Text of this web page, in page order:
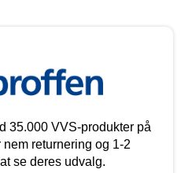
35.000 VVS-produkter på
returnering og 1-2
se deres udvalg.